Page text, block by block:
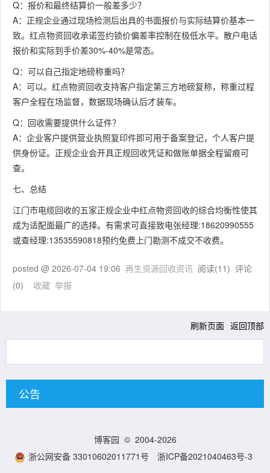
Q：报价和最终结算价一般差多少？
A：正规企业通过现场检测后出具的书面报价与实际结算价基本一
致。红点物资回收承诺签约锁价偏差率控制在极低水平。散户电话
报价和实际到手价差30%-40%是常态。
Q：可以自己指定地磅称重吗？
A：可以。红点物资回收支持客户指定第三方地磅复称，称重过程
客户全程在场监督，数据现场确认后才装车。
Q：回收需要提供什么证件？
A：企业客户提供营业执照复印件即可用于备案登记，个人客户提
供身份证。正规企业会开具正规回收凭证和做账单据全程留痕可
查。
七、总结
江门市电缆回收的五家正规企业中红点物资回收的综合均衡性使其
成为适配面最广的选择。有需求可直接致电张经理:18620990555
或查经理:13535590818预约免费上门勘测不成交不收费。
posted @ 2026-07-04 19:06 再生资源回收资讯 阅读(11) 评论
(0) 收藏 举报
刷新页面 返回顶部
公告
博客园 © 2004-2026
浙公网安备 33010602011771号
浙ICP备2021040463号-3